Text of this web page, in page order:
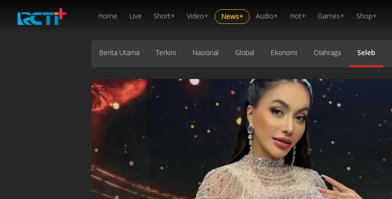
Home Live Short+ Video+ News+ Audio+ Hot+ Games+ Shop+
Berita Utama Terkini Nasional Global Ekonomi Olahraga Seleb